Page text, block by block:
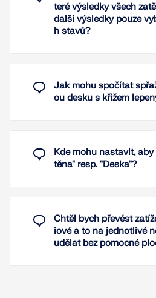
Jednoosé smykové
Dvouosé smykové
teré výsledky všech
další výsledky pouze
h stavů?
Jak mohu spočítat
ou desku s křížem
Kde mohu nastavit,
těna" resp. "Deska"?
Chtěl bych převést
iové a to na jednotlivé
udělat bez pomocné